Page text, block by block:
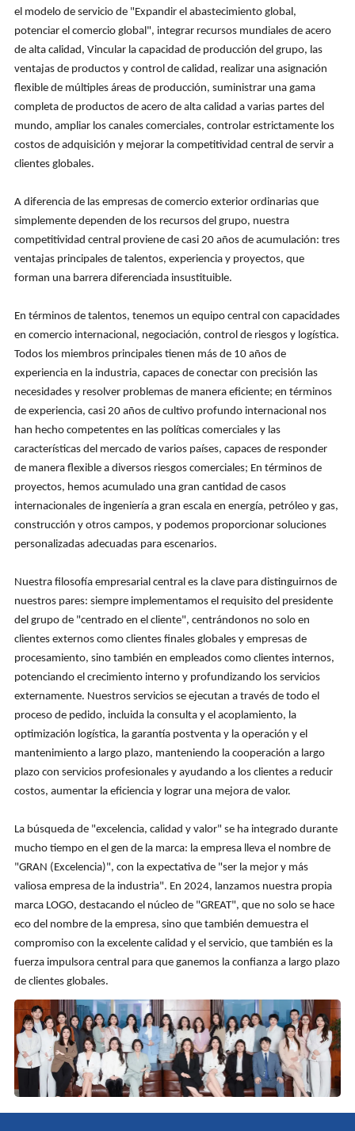
el modelo de servicio de "Expandir el abastecimiento global,
potenciar el comercio global", integrar recursos mundiales de acero
de alta calidad, Vincular la capacidad de producción del grupo, las
ventajas de productos y control de calidad, realizar una asignación
flexible de múltiples áreas de producción, suministrar una gama
completa de productos de acero de alta calidad a varias partes del
mundo, ampliar los canales comerciales, controlar estrictamente los
costos de adquisición y mejorar la competitividad central de servir a
clientes globales.
A diferencia de las empresas de comercio exterior ordinarias que
simplemente dependen de los recursos del grupo, nuestra
competitividad central proviene de casi 20 años de acumulación: tres
ventajas principales de talentos, experiencia y proyectos, que
forman una barrera diferenciada insustituible.
En términos de talentos, tenemos un equipo central con capacidades
en comercio internacional, negociación, control de riesgos y logística.
Todos los miembros principales tienen más de 10 años de
experiencia en la industria, capaces de conectar con precisión las
necesidades y resolver problemas de manera eficiente; en términos
de experiencia, casi 20 años de cultivo profundo internacional nos
han hecho competentes en las políticas comerciales y las
características del mercado de varios países, capaces de responder
de manera flexible a diversos riesgos comerciales; En términos de
proyectos, hemos acumulado una gran cantidad de casos
internacionales de ingeniería a gran escala en energía, petróleo y gas,
construcción y otros campos, y podemos proporcionar soluciones
personalizadas adecuadas para escenarios.
Nuestra filosofía empresarial central es la clave para distinguirnos de
nuestros pares: siempre implementamos el requisito del presidente
del grupo de "centrado en el cliente", centrándonos no solo en
clientes externos como clientes finales globales y empresas de
procesamiento, sino también en empleados como clientes internos,
potenciando el crecimiento interno y profundizando los servicios
externamente. Nuestros servicios se ejecutan a través de todo el
proceso de pedido, incluida la consulta y el acoplamiento, la
optimización logística, la garantía postventa y la operación y el
mantenimiento a largo plazo, manteniendo la cooperación a largo
plazo con servicios profesionales y ayudando a los clientes a reducir
costos, aumentar la eficiencia y lograr una mejora de valor.
La búsqueda de "excelencia, calidad y valor" se ha integrado durante
mucho tiempo en el gen de la marca: la empresa lleva el nombre de
"GRAN (Excelencia)", con la expectativa de "ser la mejor y más
valiosa empresa de la industria". En 2024, lanzamos nuestra propia
marca LOGO, destacando el núcleo de "GREAT", que no solo se hace
eco del nombre de la empresa, sino que también demuestra el
compromiso con la excelente calidad y el servicio, que también es la
fuerza impulsora central para que ganemos la confianza a largo plazo
de clientes globales.